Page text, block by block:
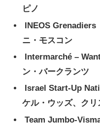
ピノ
INEOS
ニ・モスコン
Intermarché –
ン・バークランツ
Israel Start-Up
ケル・ウッズ、ク
Team Jumbo-